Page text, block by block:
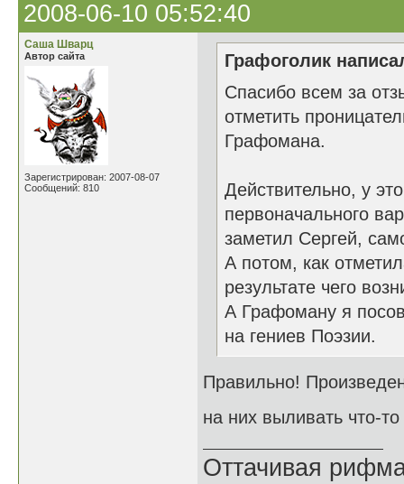
2008-06-10 05:52:40
Саша Шварц
Автор сайта
Зарегистрирован: 2007-08-07
Сообщений: 810
Графоголик
Спасибо всем за
отметить
Графомана.
Действительно, у
первоначального
заметил Сергей,
А потом, как
результате чего
А Графоману я
на гениев Поэзии.
Правильно!
на них выливать что-
Оттачивая